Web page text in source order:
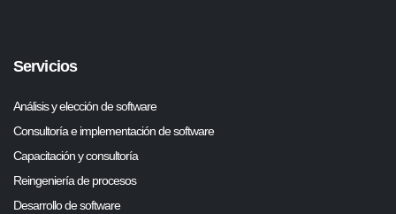
Servicios
Análisis y elección de software
Consultoría e implementación de software
Capacitación y consultoría
Reingeniería de procesos
Desarrollo de software